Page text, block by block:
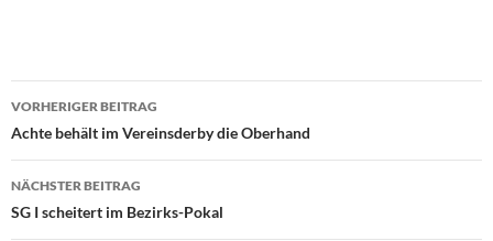
Beitragsnavigation
VORHERIGER BEITRAG
Achte behält im Vereinsderby die Oberhand
NÄCHSTER BEITRAG
SG I scheitert im Bezirks-Pokal